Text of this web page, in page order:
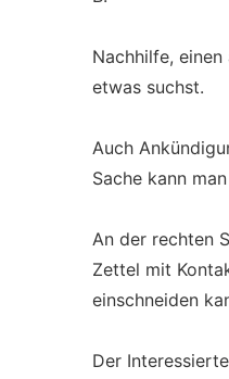
Nachhilfe,
etwas suchst.
Auch
Sache kann
An der rechten
Zettel mit
einschneiden
Der